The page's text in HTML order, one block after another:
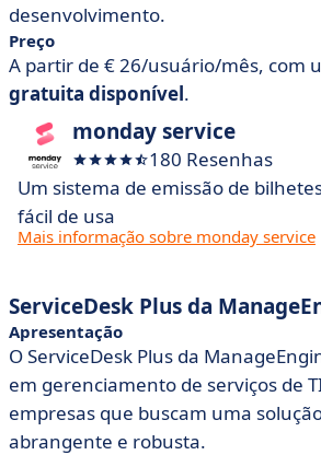
desenvolvimento.
Preço
A partir de € 26/usuário/mês, com
gratuita disponível.
monday service
180 Resenhas
Um sistema de emissão de
fácil de usa
Mais informação sobre monday service
ServiceDesk Plus da
Apresentação
O ServiceDesk Plus da
em gerenciamento de serviços de
empresas que buscam uma
abrangente e robusta.